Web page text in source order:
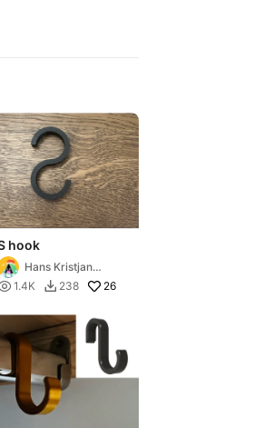
hook
Hans Kristjan
Elken
1.4K  238 26